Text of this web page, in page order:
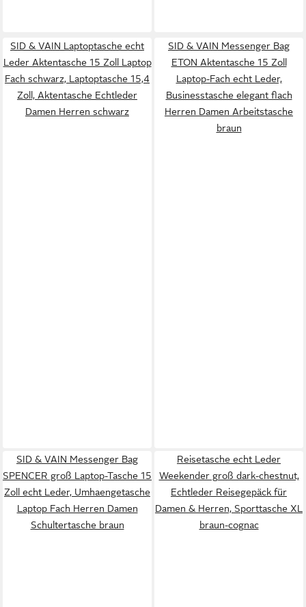
SID & VAIN Laptoptasche echt
Leder Aktentasche 15 Zoll Laptop
Fach schwarz, Laptoptasche 15,4
Zoll, Aktentasche Echtleder
Damen Herren schwarz
SID & VAIN Messenger Bag
ETON Aktentasche 15 Zoll
Laptop-Fach echt Leder,
Businesstasche elegant flach
Herren Damen Arbeitstasche
braun
SID & VAIN Messenger Bag
SPENCER groß Laptop-Tasche 15
Zoll echt Leder, Umhaengetasche
Laptop Fach Herren Damen
Schultertasche braun
Reisetasche echt Leder
Weekender groß dark-chestnut,
Echtleder Reisegepäck für
Damen & Herren, Sporttasche XL
braun-cognac